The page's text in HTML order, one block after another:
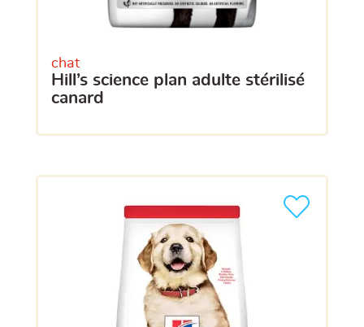
chat
hill’s science plan adulte stérilisé
canard